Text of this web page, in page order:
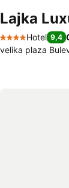
Lajka
4 Zvezdice
Hotel 9,4
velika plaza